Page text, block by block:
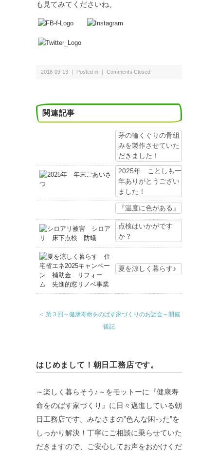
も見てみてくださいね。
2018-09-13 ｜ Posted in ｜ Comments Closed
関連記事
茅の輪くぐりの骨組
みを製作させていた
だきました！
2025年 ことしも一
年ありがとうござい
ました！
『温度に色がある』
点検はいかがです
か？
夏を涼しく暮らす♪
＜ 第３回～健康寿命をのばす家づくりのお話会～開催
後記
はじめまして！朝日工務店です。
～楽しく暮らそう♪～をモットーに『健康寿
命をのばす家づくり』に日々邁進している朝
日工務店です。みなさまの”色んな困った”を
しっかり解決！丁寧にご相談に乗らせていた
だきますので、ご安心してお声をおかけくだ